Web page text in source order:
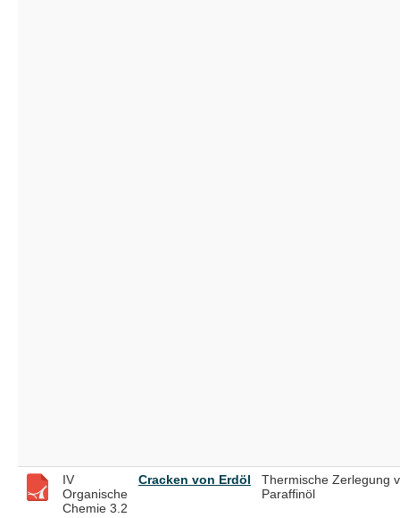
IV
Organische
Chemie 3.2
Cracken von Erdöl
Thermische Zerlegung
Paraffinöl